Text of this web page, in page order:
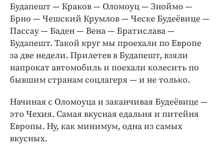
Будапешт — Краков — Оломоуц — Зноймо —
Брно — Чешский Крумлов — Ческе Будеёвице —
Пассау — Баден — Вена — Братислава —
Будапешт. Такой круг мы проехали по Европе
за две недели. Прилетев в Будапешт, взяли
напрокат автомобиль и поехали колесить по
бывшим странам соцлагеря — и не только.
Начиная с Оломоуца и заканчивая Будеёвице —
это Чехия. Самая вкусная едальня и питейня
Европы. Ну, как минимум, одна из самых
вкусных.